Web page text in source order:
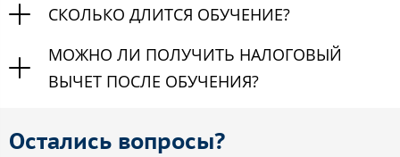
СКОЛЬКО ДЛИТСЯ ОБУЧЕНИЕ?
МОЖНО ЛИ ПОЛУЧИТЬ НАЛОГОВЫЙ
ВЫЧЕТ ПОСЛЕ ОБУЧЕНИЯ?
Остались вопросы?